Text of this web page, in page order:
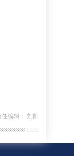
任编辑： 刘阳